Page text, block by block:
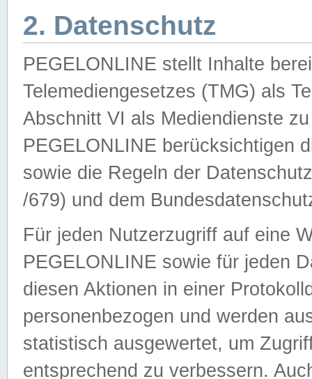
2. Datenschutz
PEGELONLINE stellt Inhalte
Telemediengesetzes (TMG) als
Abschnitt VI als Mediendienste
PEGELONLINE berücksichtigen
sowie die Regeln der
/679) und dem
Für jeden Nutzerzugriff auf eine
PEGELONLINE sowie für jeden
diesen Aktionen in einer
personenbezogen und werden
statistisch ausgewertet, um
entsprechend zu verbessern.